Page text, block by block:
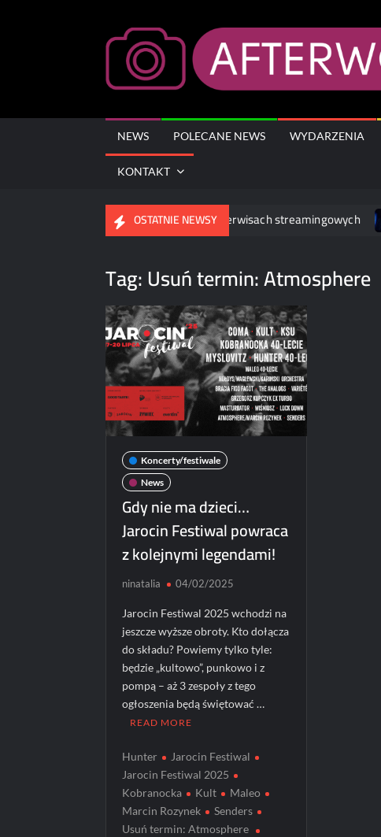
NEWS POLECANE NEWS WYDARZENIA
KONTAKT
OSTATNIE NEWSY
i zespołu Blues Flowers już w serwisach streamingowych
Tag:Usuń termin: Atmosphere
Koncerty/festiwale
News
Gdy nie ma dzieci…
Jarocin Festiwal powraca
z kolejnymi legendami!
ninatalia 04/02/2025
Jarocin Festiwal 2025 wchodzi na
jeszcze wyższe obroty. Kto dołącza
do składu? Powiemy tylko tyle:
będzie „kultowo”, punkowo i z
pompą – aż 3 zespoły z tego
ogłoszenia będą świętować …
READ MORE
Hunter
Jarocin Festiwal
Jarocin Festiwal 2025
Kobranocka
Kult
Maleo
Marcin Rozynek
Senders
Usuń termin: Atmosphere